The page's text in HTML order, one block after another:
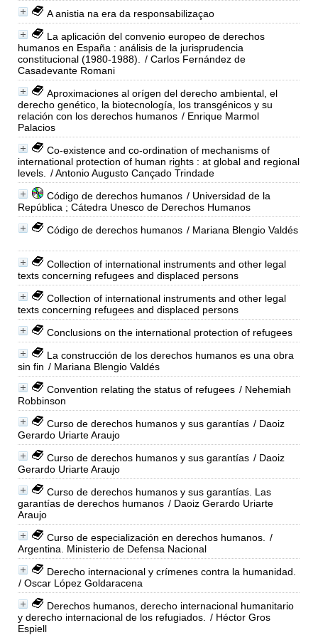
A anistia na era da responsabilizaçao
La aplicación del convenio europeo de derechos
humanos en España : análisis de la jurisprudencia
constitucional (1980-1988).
/ Carlos Fernández de
Casadevante Romani
Aproximaciones al orígen del derecho ambiental, el
derecho genético, la biotecnología, los transgénicos y su
relación con los derechos humanos / Enrique Marmol
Palacios
Co-existence and co-ordination of mechanisms of
international protection of human rights : at global and regional
levels.
/ Antonio Augusto Cançado Trindade
Código de derechos humanos / Universidad de la
República ; Cátedra Unesco de Derechos Humanos
Código de derechos humanos / Mariana Blengio Valdés
Collection of international instruments and other legal
texts concerning refugees and displaced persons
Collection of international instruments and other legal
texts concerning refugees and displaced persons
Conclusions on the international protection of refugees
La construcción de los derechos humanos es una obra
sin fin / Mariana Blengio Valdés
Convention relating the status of refugees / Nehemiah
Robbinson
Curso de derechos humanos y sus garantías / Daoiz
Gerardo Uriarte Araujo
Curso de derechos humanos y sus garantías / Daoiz
Gerardo Uriarte Araujo
Curso de derechos humanos y sus garantías. Las
garantías de derechos humanos / Daoiz Gerardo Uriarte
Araujo
Curso de especialización en derechos humanos.
/
Argentina. Ministerio de Defensa Nacional
Derecho internacional y crímenes contra la humanidad.
/ Oscar López Goldaracena
Derechos humanos, derecho internacional humanitario
y derecho internacional de los refugiados.
/ Héctor Gros
Espiell